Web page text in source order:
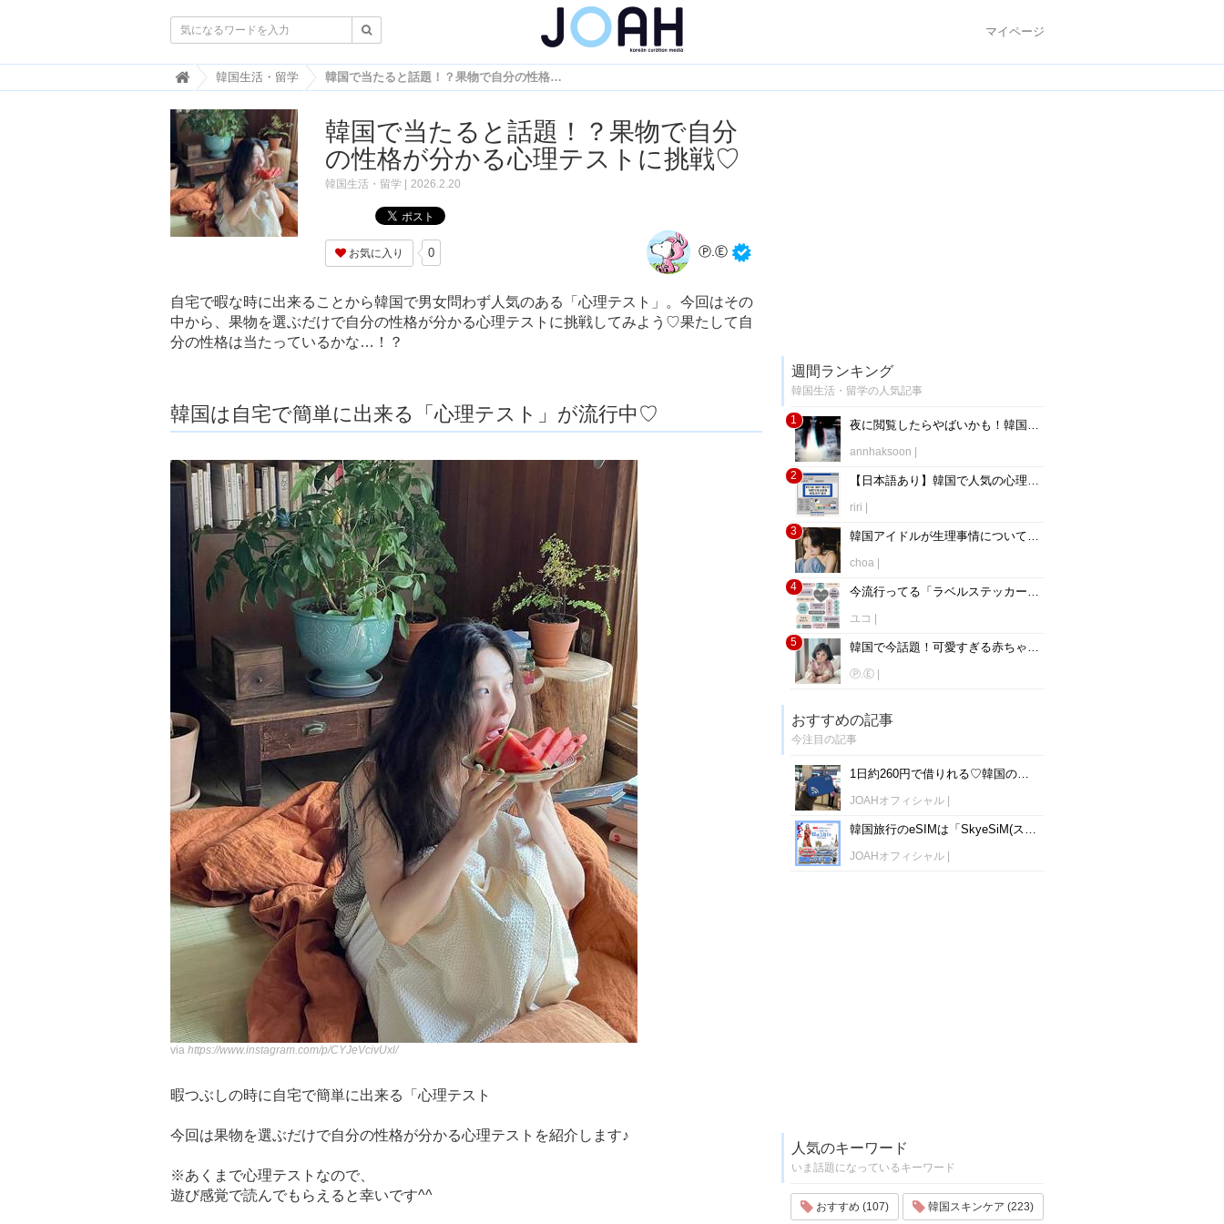
マイページ
韓
国
ト
レ
ン
ド
情
報
・
韓
国
J
O
ジ
ョ
ア
韓国生活・留学 韓国で当たると話題！？果物で自分の性格が分かる心理テストに挑戦♡
韓国で当たると話題！？果物で自分
の性格が分かる心理テストに挑戦♡
韓国生活・留学 2026.2.20
お気に入り 0 Ⓟ.Ⓔ
自宅で暇な時に出来ることから韓国で男女問わず人気のある「心理テスト」。今回はその
中から、果物を選ぶだけで自分の性格が分かる心理テストに挑戦してみよう♡果たして自
分の性格は当たっているかな…！？
韓国は自宅で簡単に出来る「心理テスト」が流行中♡
via https://www.instagram.com/p/CYJeVcivUxl/
暇つぶしの時に自宅で簡単に出来る「心理テスト
今回は果物を選ぶだけで自分の性格が分かる心理テストを紹介します♪
※あくまで心理テストなので、
遊び感覚で読んでもらえると幸いです^^
週間ランキング
韓国生活・留学の人気記事
1 夜に閲覧したらやばいかも！韓国で超有名な心霊スポット5選！
annhaksoon
2
【日本語あり】韓国で人気の心理テストサイトまとめ♡
riri
3
韓国アイドルが生理事情について赤裸々に語る！
choa|
4
今流行ってる「ラベルステッカーテスト(라벨스티커 테스트)」質問日本語翻訳付きで紹介！
ユコ
5
韓国で今話題！可愛すぎる赤ちゃんキッズ6人♡
Ⓟ.Ⓔ|
おすすめの記事
今注目の記事
1日約260円で借りれる♡韓国のWiFiレンタルおすすめ「WiFi弁当(WiFi Dosirak)」
JOAHオフィシャル|
韓国旅行のeSIMは「SkyeSiM(スカイイーシム)」！1日単位で最安値380円から利用可能！
JOAHオフィシャル|
人気のキーワード
いま話題になっているキーワード
おすすめ (107) 韓国スキンケア (223)